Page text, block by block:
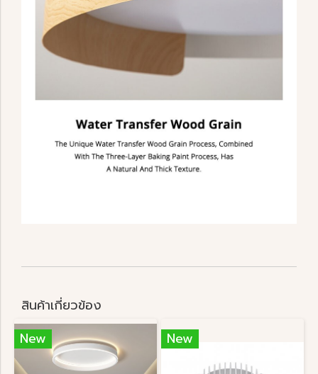
สินค้าเกี่ยวข้อง
New
New